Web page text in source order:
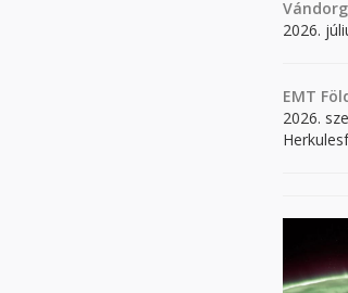
2026.
EMT
2026.